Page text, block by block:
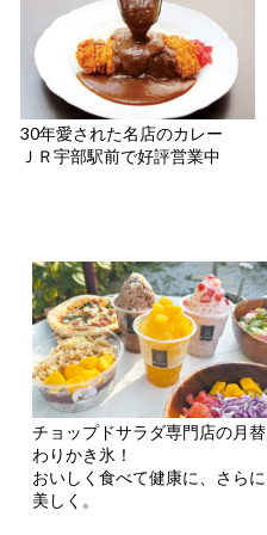
30年愛された名店のカレー
ＪＲ宇部駅前で好評営業中
チョップドサラダ専門店の月替
わりかき氷！
おいしく食べて健康に、さらに
美しく。